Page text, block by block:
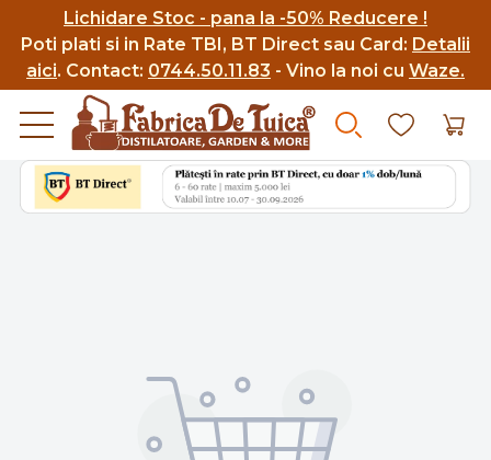
Lichidare Stoc - pana la -50% Reducere !
Poti plati si in Rate TBI, BT Direct sau Card: Detalii
aici. Contact: 0744.50.11.83 - Vino la noi cu Waze.